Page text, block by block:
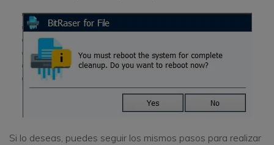
Si lo deseas, puedes seguir los mismos pasos para realizar